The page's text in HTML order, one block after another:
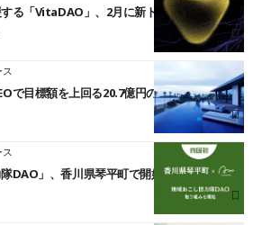
る「VitaDAO」、2月に新トークン発行
で目標額を上回る20.7億円の資金調達を完了
DAO」、香川県琴平町で開始｜全国6例目